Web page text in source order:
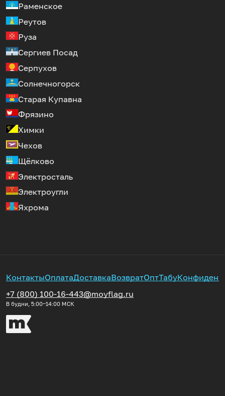
Раменское
Реутов
Руза
Сергиев Посад
Серпухов
Солнечногорск
Старая Купавна
Фрязино
Химки
Чехов
Щёлково
Электросталь
Электроугли
Яхрома
КонтактыОплатаДоставкаВозвратОптТабу
+7 (800) 100-16-44
В будни, 5:00‒14:00 МСК
3@moyflag.ru